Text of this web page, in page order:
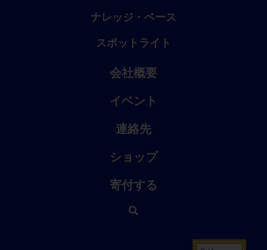
ナレッジ・ベース
スポットライト
会社概要
イベント
連絡先
ショップ
寄付する